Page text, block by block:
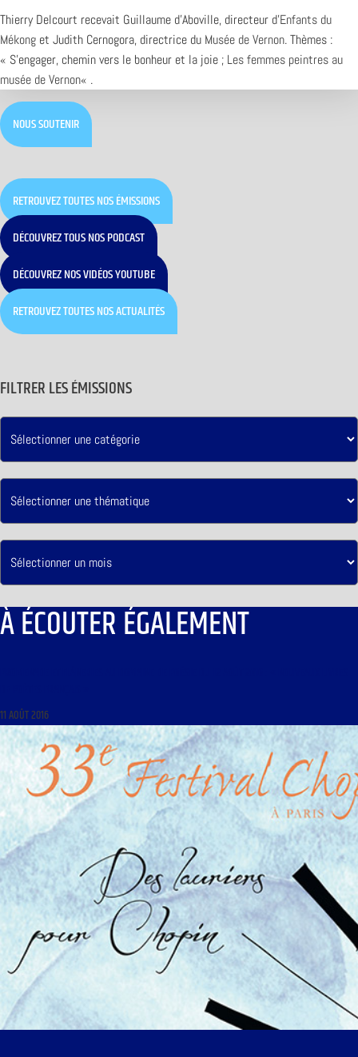
Thierry Delcourt recevait Guillaume d’Aboville, directeur d’Enfants du
Mékong et Judith Cernogora, directrice du Musée de Vernon. Thèmes :
« S’engager, chemin vers le bonheur et la joie ; Les femmes peintres au
musée de Vernon« .
NOUS SOUTENIR
RETROUVEZ TOUTES NOS ÉMISSIONS
DÉCOUVREZ TOUS NOS PODCAST
DÉCOUVREZ NOS VIDÉOS YOUTUBE
RETROUVEZ TOUTES NOS ACTUALITÉS
FILTRER LES ÉMISSIONS
À ÉCOUTER ÉGALEMENT
11 AOÛT 2016